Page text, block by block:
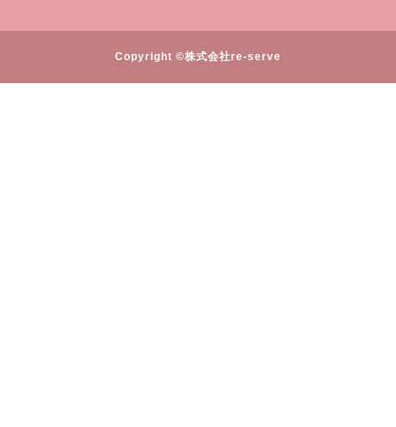
Copyright ©株式会社re-serve